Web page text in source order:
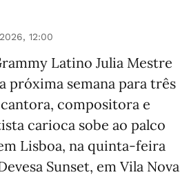
12:00
Latino Julia Mestre
próxima semana para três
compositora e
carioca sobe ao palco
Lisboa, na quinta-feira
Sunset, em Vila Nova